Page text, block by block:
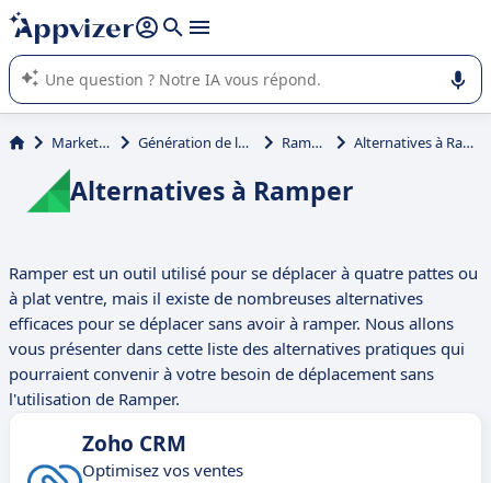
répondre (plusieurs lignes avec
L'IA de Appvizer vous guide dans l'utilisation ou la sélection de
logiciel SaaS en entreprise.
Marketing Génération de leads Ramper Alternatives à Ramper
Alternatives à Ramper
Ramper est un outil utilisé pour se déplacer à quatre pattes ou
à plat ventre, mais il existe de nombreuses alternatives
efficaces pour se déplacer sans avoir à ramper. Nous allons
vous présenter dans cette liste des alternatives pratiques qui
pourraient convenir à votre besoin de déplacement sans
l'utilisation de Ramper.
Zoho CRM
Optimisez vos ventes